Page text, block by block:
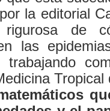
la editorial
de
las
trabajando